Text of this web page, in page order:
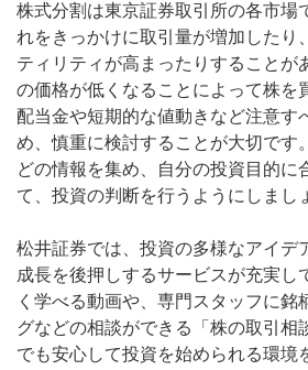
株式分割は東京証券取引所の各市場
れをきっかけに取引量が増加したり
ティリティが高まったりすることが
の価格が低くなることによって株を
配当金や短期的な値動きなど注意す
め、慎重に検討することが大切です
どの情報を集め、自分の投資目的に
て、投資の判断を行うようにしまし
松井証券では、投資の多様なアイデ
成長を後押しするサービスが充実し
く学べる動画や、専門スタッフに銘
グなどの相談ができる「株の取引相
でも安心して投資を始められる環境